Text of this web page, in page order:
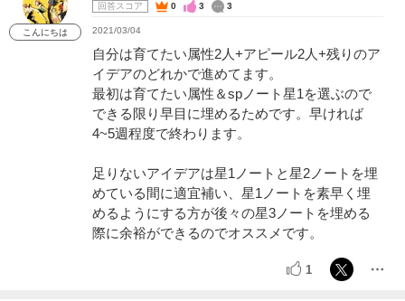
こんにちは
回答スコア 0 3 3
2021/03/04
自分は育てたい属性2人+アピール2人+残りのア
イデアのどれかで進めてます。
最初は育てたい属性＆spノート星1を選ぶので
できる限り早目に埋めるためです。早ければ
4~5週程度で終わります。
足りないアイデアは星1ノートと星2ノートを埋
めている間に適宜補い、星1ノートを素早く埋
めるようにする方が後々の星3ノートを埋める
際に余裕ができるのでオススメです。
1